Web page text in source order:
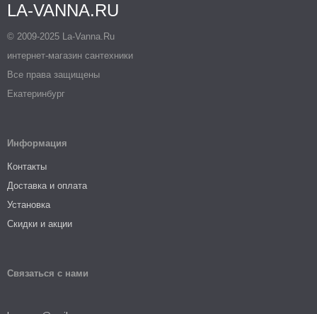
LA-VANNA.RU
© 2009-2025 La-Vanna.Ru
интернет-магазин сантехники
Все права защищены
Екатеринбург
Информация
Контакты
Доставка и оплата
Установка
Скидки и акции
Связаться с нами